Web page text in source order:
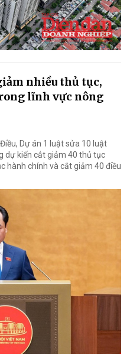
nhiều thủ tục,
lĩnh vực nông
Dự án 1 luật sửa 10 luật
dự kiến cắt giảm 40 thủ tục
hành chính và cắt giảm 40 điều